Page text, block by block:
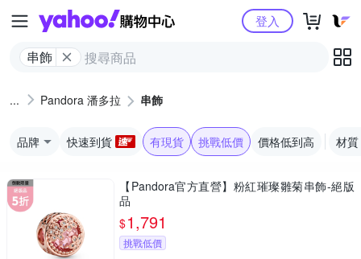
Yahoo購物中心
串飾
登入
Pandora 潘多拉 串飾
品牌 快速到貨 有現貨 挑戰低價 價格低到高 材質
【Pandora官方直營】粉紅璀璨雛菊串飾-絕版
品
$1,791
挑戰低價